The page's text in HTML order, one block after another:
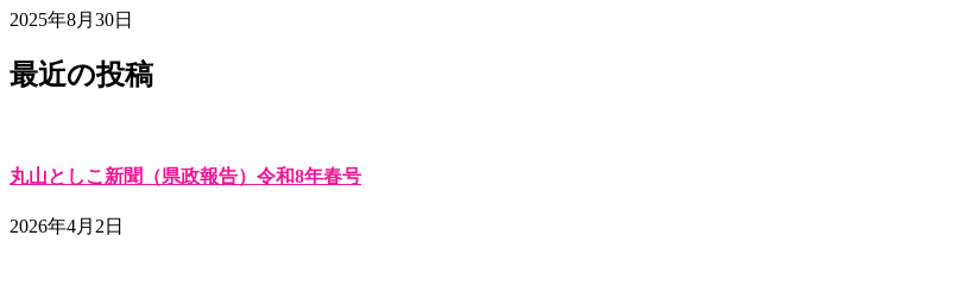
2025年8月30日
最近の投稿
丸山としこ新聞（県政報告）令和8年春号
2026年4月2日